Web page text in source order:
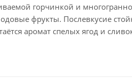
горчинкой и
фрукты. Послевкусие
аромат спелых ягод и